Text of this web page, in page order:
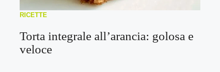
RICETTE
Torta integrale all’arancia: golosa e
veloce